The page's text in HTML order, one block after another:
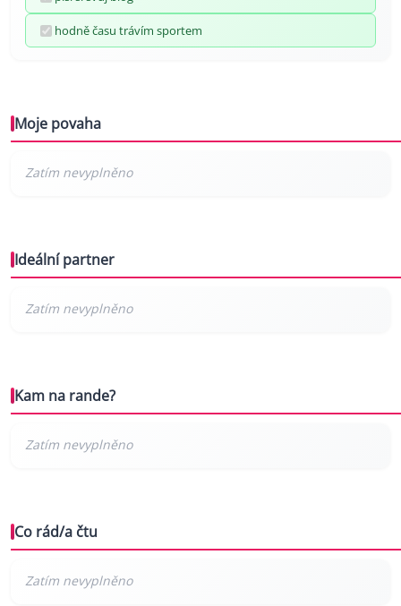
hodně času trávím sportem
Moje povaha
Ideální partner
Kam na rande?
Co rád/a čtu